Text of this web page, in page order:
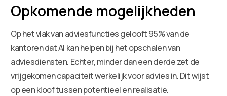
Opkomende mogelijkheden
Op het vlak van adviesfuncties gelooft 95% van de
kantoren dat AI kan helpen bij het opschalen van
adviesdiensten. Echter, minder dan een derde zet de
vrijgekomen capaciteit werkelijk voor advies in. Dit wijst
op een kloof tussen potentieel en realisatie.